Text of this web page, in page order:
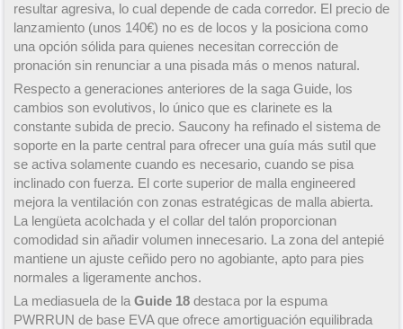
resultar agresiva, lo cual depende de cada corredor. El precio de
lanzamiento (unos 140€) no es de locos y la posiciona como
una opción sólida para quienes necesitan corrección de
pronación sin renunciar a una pisada más o menos natural.
Respecto a generaciones anteriores de la saga Guide, los
cambios son evolutivos, lo único que es clarinete es la
constante subida de precio. Saucony ha refinado el sistema de
soporte en la parte central para ofrecer una guía más sutil que
se activa solamente cuando es necesario, cuando se pisa
inclinado con fuerza. El corte superior de malla engineered
mejora la ventilación con zonas estratégicas de malla abierta.
La lengüeta acolchada y el collar del talón proporcionan
comodidad sin añadir volumen innecesario. La zona del antepié
mantiene un ajuste ceñido pero no agobiante, apto para pies
normales a ligeramente anchos.
La mediasuela de la Guide 18 destaca por la espuma
PWRRUN de base EVA que ofrece amortiguación equilibrada